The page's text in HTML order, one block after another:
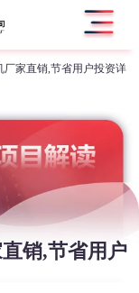
厂家直销,节省用户投资详
销,节省用户